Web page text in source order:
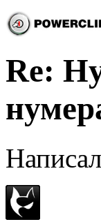
Re:
Написал